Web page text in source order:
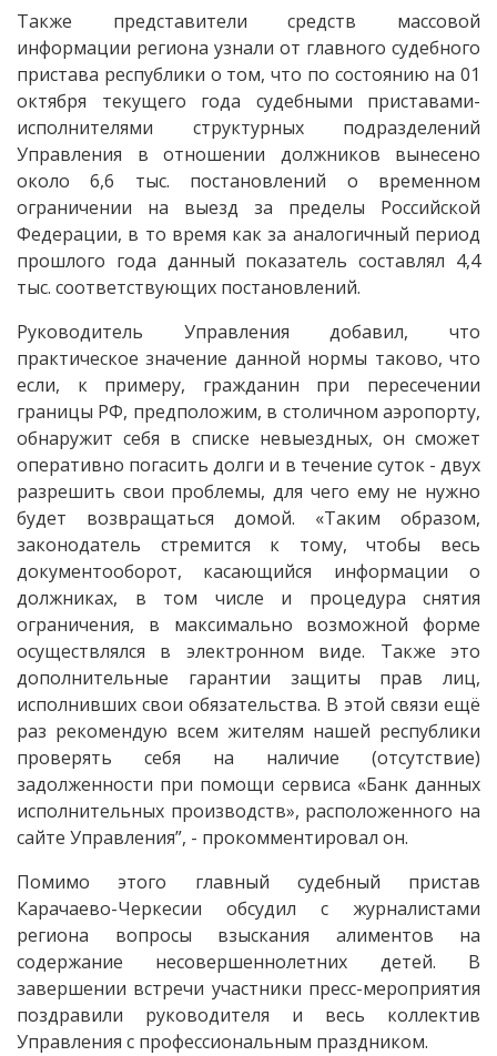
Также представители средств массовой
информации региона узнали от главного судебного
пристава республики о том, что по состоянию на 01
октября текущего года судебными приставами-
исполнителями структурных подразделений
Управления в отношении должников вынесено
около 6,6 тыс. постановлений о временном
ограничении на выезд за пределы Российской
Федерации, в то время как за аналогичный период
прошлого года данный показатель составлял 4,4
тыс. соответствующих постановлений.
Руководитель Управления добавил, что
практическое значение данной нормы таково, что
если, к примеру, гражданин при пересечении
границы РФ, предположим, в столичном аэропорту,
обнаружит себя в списке невыездных, он сможет
оперативно погасить долги и в течение суток - двух
разрешить свои проблемы, для чего ему не нужно
будет возвращаться домой. «Таким образом,
законодатель стремится к тому, чтобы весь
документооборот, касающийся информации о
должниках, в том числе и процедура снятия
ограничения, в максимально возможной форме
осуществлялся в электронном виде. Также это
дополнительные гарантии защиты прав лиц,
исполнивших свои обязательства. В этой связи ещё
раз рекомендую всем жителям нашей республики
проверять себя на наличие (отсутствие)
задолженности при помощи сервиса «Банк данных
исполнительных производств», расположенного на
сайте Управления”, - прокомментировал он.
Помимо этого главный судебный пристав
Карачаево-Черкесии обсудил с журналистами
региона вопросы взыскания алиментов на
содержание несовершеннолетних детей. В
завершении встречи участники пресс-мероприятия
поздравили руководителя и весь коллектив
Управления с профессиональным праздником.